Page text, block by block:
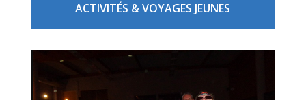
ACTIVITÉS & VOYAGES JEUNES